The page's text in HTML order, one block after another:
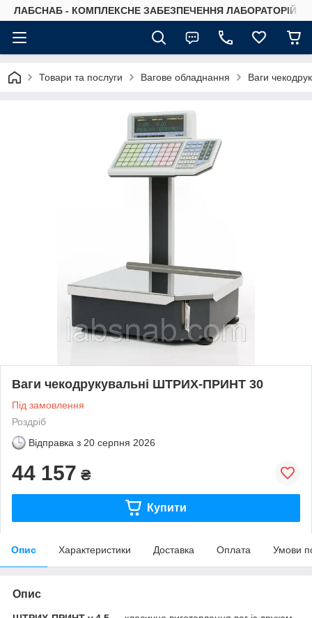
ЛАБСНАБ - КОМПЛЕКСНЕ ЗАБЕЗПЕЧЕННЯ ЛАБОРАТОРІЙ
Товари та послуги Вагове обладнання Ваги
Ваги чекодрукувальні ШТРИХ-ПРИНТ 30
Під замовлення
Роздріб
Відправка з 20 серпня 2026
44 157 ₴
Купити
Опис Характеристики Доставка Оплата Умови
Опис